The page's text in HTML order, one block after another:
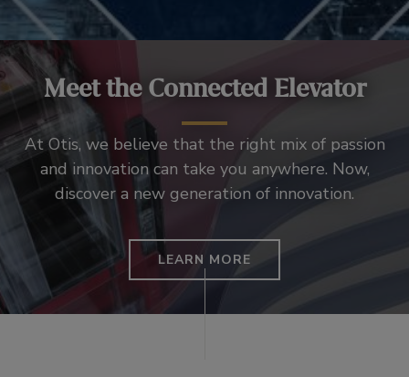
Meet the Connected Elevator
At Otis, we believe that the right mix of passion
and innovation can take you anywhere. Now,
discover a new generation of innovation.
LEARN MORE